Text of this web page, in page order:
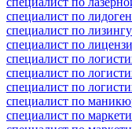
специалист по
специалист по лизингу
специалист по
специалист по
специалист по
специалист по
специалист по
специалист по